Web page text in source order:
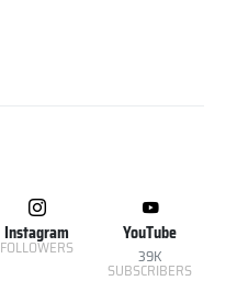
Instagram
FOLLOWERS
YouTube
39K
SUBSCRIBERS